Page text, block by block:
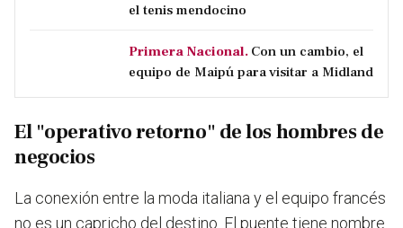
el tenis mendocino
Primera Nacional. Con un cambio, el
equipo de Maipú para visitar a Midland
El "operativo retorno" de los hombres de
negocios
La conexión entre la moda italiana y el equipo francés
no es un capricho del destino. El puente tiene nombre